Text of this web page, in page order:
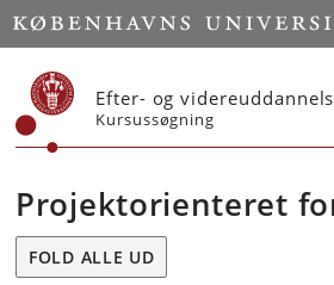
Start
Efter- og
Kursussøgning
Projektorienteret
FOLD ALLE UD